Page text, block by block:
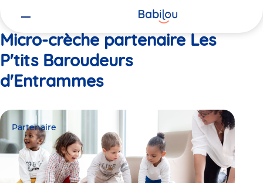
Micro-crèche partenaire Les
P'tits Baroudeurs
d'Entrammes
Partenaire